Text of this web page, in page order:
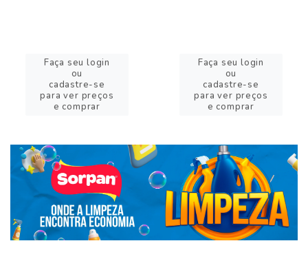
Faça seu login
ou
cadastre-se
para ver preços
e comprar
Faça seu login
ou
cadastre-se
para ver preços
e comprar